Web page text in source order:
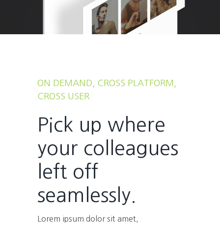
ON DEMAND, CROSS PLATFORM,
CROSS USER
Pick up where
your colleagues
left off
seamlessly.
Lorem ipsum dolor sit amet,